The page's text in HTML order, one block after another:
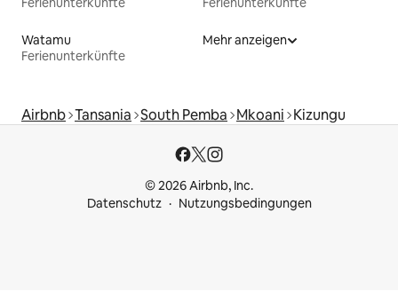
Watamu
Ferienunterkünfte
Mehr anzeigen
Airbnb Tansania South Pemba Mkoani Kizungu
© 2026 Airbnb, Inc.
Datenschutz
Nutzungsbedingungen